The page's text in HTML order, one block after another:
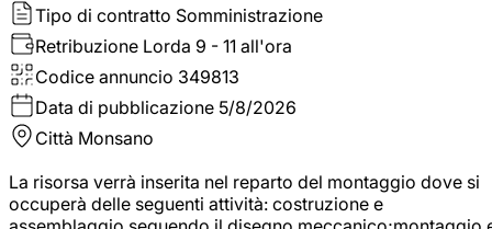
Tipo di contratto Somministrazione
Retribuzione Lorda 9 - 11 all'ora
Codice annuncio 349813
Data di pubblicazione 5/8/2026
Città Monsano
La risorsa verrà inserita nel reparto del montaggio dove si
occuperà delle seguenti attività: costruzione e